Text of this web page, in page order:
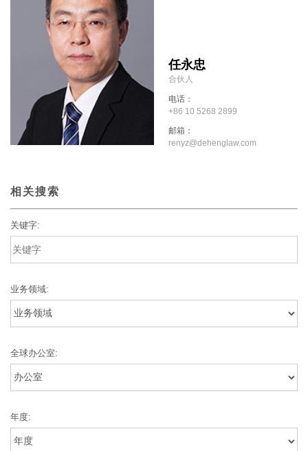
任永忠
合伙人
电话：
+86 10 5268 2899
邮箱：
renyz@dehenglaw.com
相关搜索
关键字:
业务领域:
全球办公室:
年度: